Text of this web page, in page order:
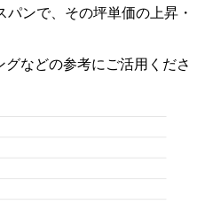
ンで、その坪単価の上昇・
などの参考にご活用くださ